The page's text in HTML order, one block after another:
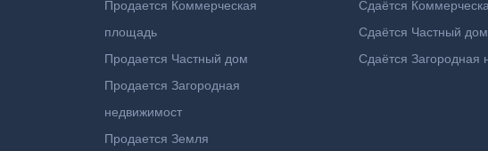
Продается Коммерческая
площадь
Продается Частный дом
Продается Загородная
недвижимост
Продается Земля
Сдаётся
Сдаётся Частный дом
Сдаётся Загородная